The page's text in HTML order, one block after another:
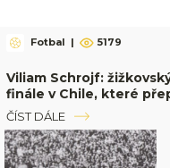
Fotbal | 5179
Viliam Schrojf:
finále v Chile, které
ČÍST DÁLE